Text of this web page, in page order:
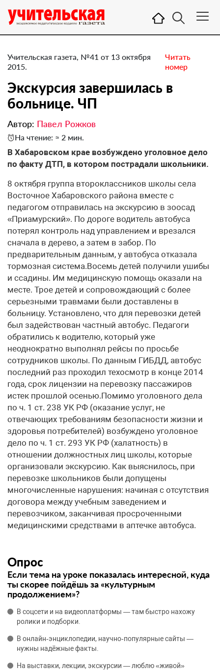
Учительская газета, №41 от 13 октября
2015.
Читать
номер
Экскурсия завершилась в
больнице. ЧП
Автор: Павел Рожков
На чтение: ≈ 2 мин.
В Хабаровском крае возбуждено уголовное дело
по факту ДТП, в котором пострадали школьники.
8 октября группа второклассников школы села
Восточное Хабаровского района вместе с
педагогом отправилась на экскурсию в зоосад
«Приамурский». По дороге водитель автобуса
потерял контроль над управлением и врезался
сначала в дерево, а затем в забор. По
предварительным данным, у автобуса отказала
тормозная система.Восемь детей получили ушибы
и ссадины. Им медицинскую помощь оказали на
месте. Трое детей и сопровождающий с более
серьезными травмами были доставлены в
больницу. Установлено, что для перевозки детей
был задействован частный автобус. Педагоги
обратились к водителю, который уже
неоднократно выполнял рейсы по просьбе
сотрудников школы. По данным ГИБДД, автобус
последний раз проходил техосмотр в конце 2014
года, срок лицензии на перевозку пассажиров
истек прошлой осенью.Помимо уголовного дела
по ч. 1 ст. 238 УК РФ (оказание услуг, не
отвечающих требованиям безопасности жизни и
здоровья потребителей) возбуждено уголовное
дело по ч. 1 ст. 293 УК РФ (халатность) в
отношении должностных лиц школы, которые
организовали экскурсию. Как выяснилось, при
перевозке школьников были допущены
многочисленные нарушения: начиная с отсутствия
договора между учебным заведением и
перевозчиком, заканчивая просроченными
медицинскими средствами в аптечке автобуса.
Опрос
Если тема на уроке показалась интересной, куда
ты скорее пойдёшь за «культурным
продолжением»?
В соцсети и на видеоплатформы — там быстро нахожу
ролики и подборки.
В онлайн‑энциклопедии, научно‑популярные сайты —
нужны надёжные факты.
На выставки, лекции, экскурсии — люблю «живой»